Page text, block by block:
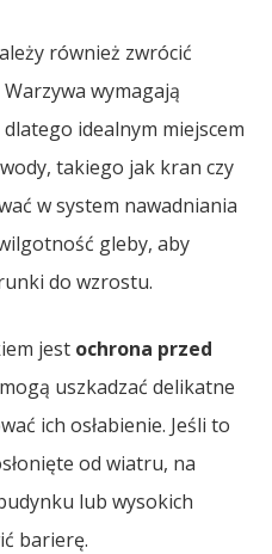
również zwrócić
wymagają
idealnym miejscem
takiego jak kran czy
w system nawadniania
gleby, aby
do wzrostu.
jest ochrona przed
uszkadzać delikatne
ich osłabienie. Jeśli to
od wiatru, na
lub wysokich
barierę.